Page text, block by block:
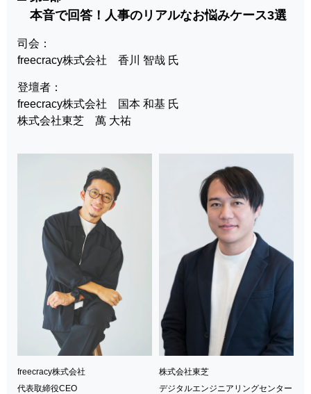
本音で回答！人事のリアルなお悩みケース3選
司会：
freecracy株式会社 香川 智哉 氏
登壇者：
freecracy株式会社 国本 和基 氏
株式会社東芝 萬 大祐
freecracy株式会社
代表取締役CEO
株式会社東芝
デジタルエンジニアリングセンター